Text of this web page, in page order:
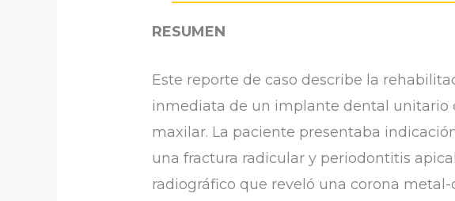
RESUMEN
Este reporte de caso describe la
inmediata de un implante dental unitario
maxilar. La paciente presentaba
una fractura radicular y periodontitis
radiográfico que reveló una corona